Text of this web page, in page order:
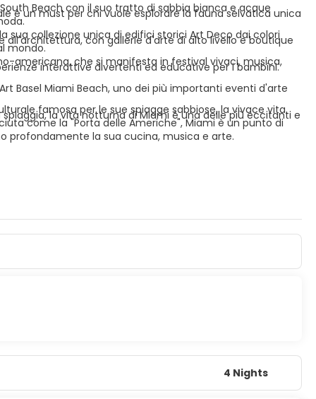
famosa per le sue spiagge sabbiose, la vivace vita
come la "Porta delle Americhe", Miami è un punto di
profondamente la sua cucina, musica e arte.
Beach con il suo tratto di sabbia bianca e acque
sua collezione unica di edifici storici Art Deco dai colori
mondo.
americana, che si manifesta in festival vivaci, musica,
Basel Miami Beach, uno dei più importanti eventi d'arte
la vita notturna di Miami è una delle più eccitanti e
è un must per chi vuole esplorare la fauna selvatica unica
con gallerie d'arte di alto livello e boutique
interattive divertenti ed educative per i bambini.
4 Nights